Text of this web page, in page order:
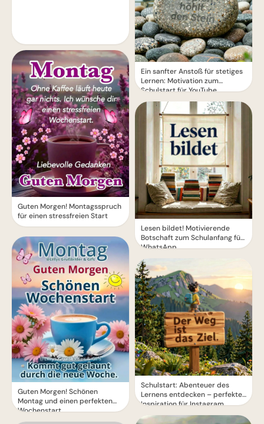
Guten Morgen! Montagsspruch
für einen stressfreien Start
Guten Morgen! Schönen
Montag und einen perfekten
Wochenstart
Ein sanfter Anstoß für stetiges
Lernen: Motivation zum
Schulstart für YouTube.
Lesen bildet! Motivierende
Botschaft zum Schulanfang für
WhatsApp
Schulstart: Abenteuer des
Lernens entdecken – perfekte
Inspiration für Instagram